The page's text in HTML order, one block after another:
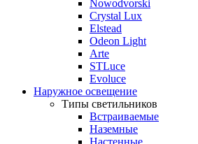
Nowodvorski
Crystal Lux
Elstead
Odeon Light
Arte
STLuce
Evoluce
Наружное освещение
Типы светильников
Встраиваемые
Наземные
Настенные